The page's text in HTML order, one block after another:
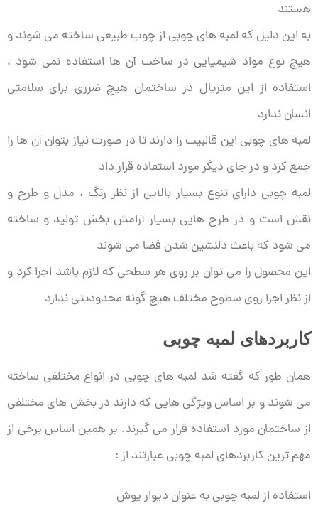
هستند
به این دلیل که لمبه های چوبی از چوب طبیعی ساخته می شوند و
هیچ نوع مواد شیمیایی در ساخت آن ها استفاده نمی شود ،
استفاده از این متریال در ساختمان هیچ ضرری برای سلامتی
انسان ندارد
لمبه های چوبی این قالبیت را دارند تا در صورت نیاز بتوان آن ها را
جمع کرد و در جای دیگر مورد استفاده قرار داد
لمبه چوبی دارای تنوع بسیار بالایی از نظر رنگ ، مدل و طرح و
نقش است و در طرح هایی بسیار آرامش بخش تولید و ساخته
می شود که باعث دلنشین شدن فضا می شوند
این محصول را می توان بر روی هر سطحی که لازم باشد اجرا کرد و
از نظر اجرا روی سطوح مختلف هیچ گونه محدودیتی ندارد
کاربردهای لمبه چوبی
همان طور که گفته شد لمبه های چوبی در انواع مختلفی ساخته
می شوند و بر اساس ویژگی هایی که دارند در بخش های مختلفی
از ساختمان مورد استفاده قرار می گیرند. بر همین اساس برخی از
مهم ترین کاربردهای لمبه چوبی عبارتند از :
استفاده از لمبه چوبی به عنوان دیوار پوش